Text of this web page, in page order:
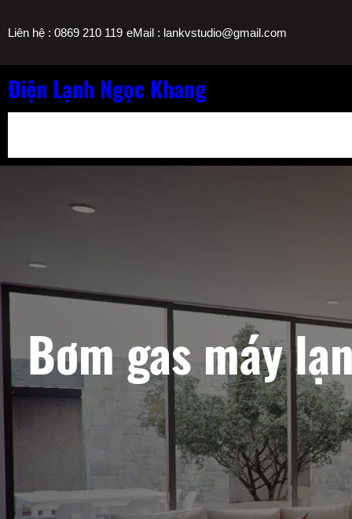
đến
nội
dung
Liên hệ : 0869 210 119/eMail : lankvstudio@gmail.com
Điện Lạnh Ngọc Khang
Bơm gas máy